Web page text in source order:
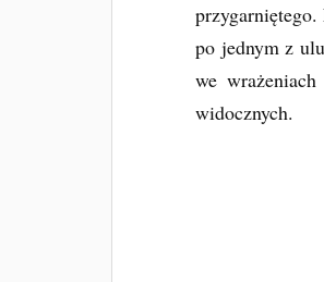
po jednym z
we
widocznych.